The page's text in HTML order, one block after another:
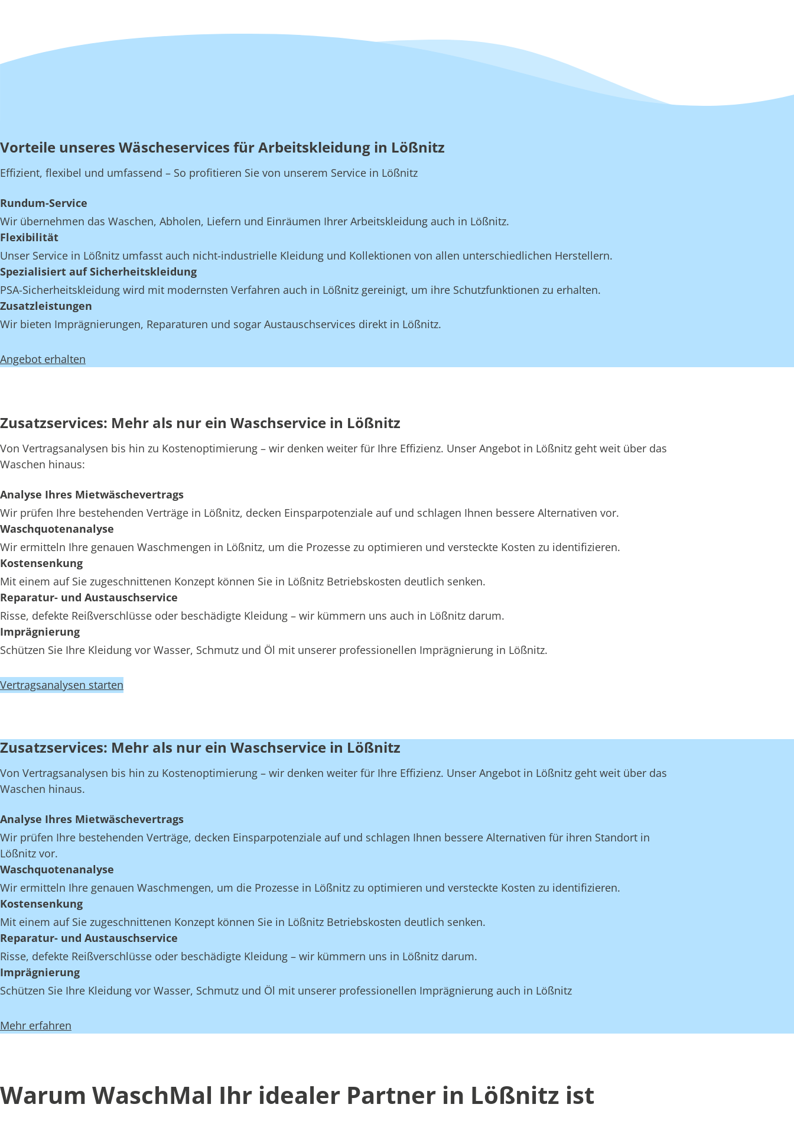
Vorteile unseres Wäscheservices für Arbeitskleidung in Lößnitz
Effizient, flexibel und umfassend – So profitieren Sie von unserem Service in Lößnitz
Rundum-Service
Wir übernehmen das Waschen, Abholen, Liefern und Einräumen Ihrer Arbeitskleidung auch in Lößnitz.
Flexibilität
Unser Service in Lößnitz umfasst auch nicht-industrielle Kleidung und Kollektionen von allen unterschiedlichen Herstellern.
Spezialisiert auf Sicherheitskleidung
PSA-Sicherheitskleidung wird mit modernsten Verfahren auch in Lößnitz gereinigt, um ihre Schutzfunktionen zu erhalten.
Zusatzleistungen
Wir bieten Imprägnierungen, Reparaturen und sogar Austauschservices direkt in Lößnitz.
Angebot erhalten
Zusatzservices: Mehr als nur ein Waschservice in Lößnitz
Von Vertragsanalysen bis hin zu Kostenoptimierung – wir denken weiter für Ihre Effizienz. Unser Angebot in Lößnitz geht weit über das
Waschen hinaus:
Analyse Ihres Mietwäschevertrags
Wir prüfen Ihre bestehenden Verträge in Lößnitz, decken Einsparpotenziale auf und schlagen Ihnen bessere Alternativen vor.
Waschquotenanalyse
Wir ermitteln Ihre genauen Waschmengen in Lößnitz, um die Prozesse zu optimieren und versteckte Kosten zu identifizieren.
Kostensenkung
Mit einem auf Sie zugeschnittenen Konzept können Sie in Lößnitz Betriebskosten deutlich senken.
Reparatur- und Austauschservice
Risse, defekte Reißverschlüsse oder beschädigte Kleidung – wir kümmern uns auch in Lößnitz darum.
Imprägnierung
Schützen Sie Ihre Kleidung vor Wasser, Schmutz und Öl mit unserer professionellen Imprägnierung in Lößnitz.
Vertragsanalysen starten
Zusatzservices: Mehr als nur ein Waschservice in Lößnitz
Von Vertragsanalysen bis hin zu Kostenoptimierung – wir denken weiter für Ihre Effizienz. Unser Angebot in Lößnitz geht weit über das
Waschen hinaus.
Analyse Ihres Mietwäschevertrags
Wir prüfen Ihre bestehenden Verträge, decken Einsparpotenziale auf und schlagen Ihnen bessere Alternativen für ihren Standort in
Lößnitz vor.
Waschquotenanalyse
Wir ermitteln Ihre genauen Waschmengen, um die Prozesse in Lößnitz zu optimieren und versteckte Kosten zu identifizieren.
Kostensenkung
Mit einem auf Sie zugeschnittenen Konzept können Sie in Lößnitz Betriebskosten deutlich senken.
Reparatur- und Austauschservice
Risse, defekte Reißverschlüsse oder beschädigte Kleidung – wir kümmern uns in Lößnitz darum.
Imprägnierung
Schützen Sie Ihre Kleidung vor Wasser, Schmutz und Öl mit unserer professionellen Imprägnierung auch in Lößnitz
Mehr erfahren
Warum WaschMal Ihr idealer Partner in Lößnitz ist